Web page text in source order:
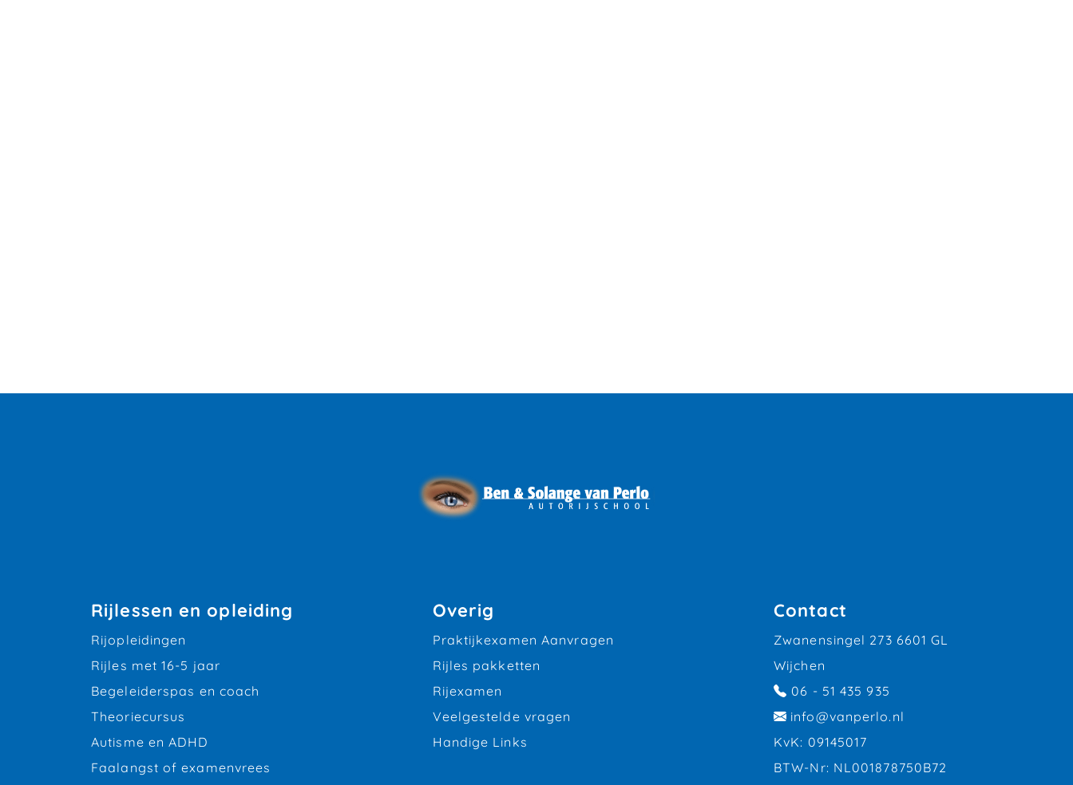
Rijlessen en opleiding
Rijopleidingen
Rijles met 16-5 jaar
Begeleiderspas en coach
Theoriecursus
Autisme en ADHD
Faalangst of examenvrees
Overig
Praktijkexamen Aanvragen
Rijles pakketten
Rijexamen
Veelgestelde vragen
Handige Links
Contact
Zwanensingel 273 6601 GL
Wijchen
06 - 51 435 935
info@vanperlo.nl
KvK: 09145017
BTW-Nr: NL001878750B72